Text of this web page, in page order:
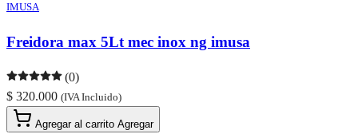
IMUSA
Freidora max 5Lt mec inox ng imusa
(0)
$ 320.000 (IVA Incluido)
Agregar al carrito Agregar